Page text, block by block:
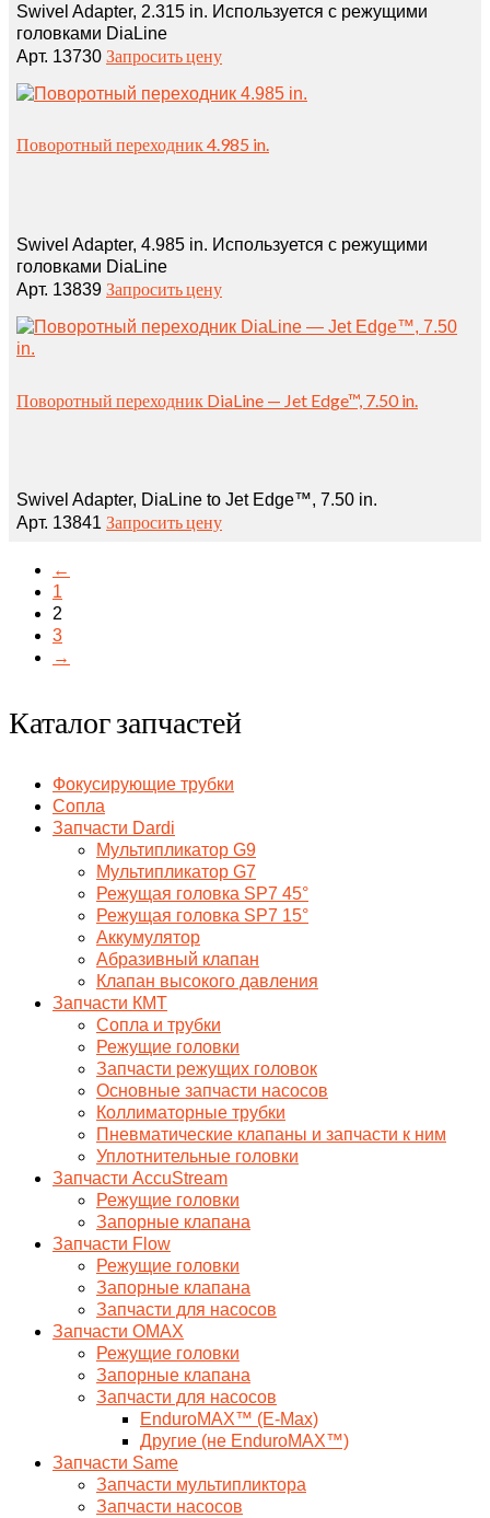
Swivel Adapter, 2.315 in. Используется с режущими
головками DiaLine
Арт. 13730 Запросить цену
Поворотный переходник 4.985 in.
Swivel Adapter, 4.985 in. Используется с режущими
головками DiaLine
Арт. 13839 Запросить цену
Поворотный переходник DiaLine — Jet Edge™, 7.50 in.
Swivel Adapter, DiaLine to Jet Edge™, 7.50 in.
Арт. 13841 Запросить цену
←
1
2
3
→
Каталог запчастей
Фокусирующие трубки
Сопла
Запчасти Dardi
Мультипликатор G9
Мультипликатор G7
Режущая головка SP7 45°
Режущая головка SP7 15°
Аккумулятор
Абразивный клапан
Клапан высокого давления
Запчасти КМТ
Сопла и трубки
Режущие головки
Запчасти режущих головок
Основные запчасти насосов
Коллиматорные трубки
Пневматические клапаны и запчасти к ним
Уплотнительные головки
Запчасти AccuStream
Режущие головки
Запорные клапана
Запчасти Flow
Режущие головки
Запорные клапана
Запчасти для насосов
Запчасти OMAX
Режущие головки
Запорные клапана
Запчасти для насосов
EnduroMAX™ (E-Max)
Другие (не EnduroMAX™)
Запчасти Same
Запчасти мультипликтора
Запчасти насосов